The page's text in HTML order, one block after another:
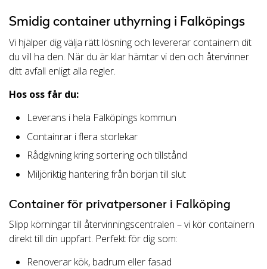
Smidig container uthyrning i Falköpings
Vi hjälper dig välja rätt lösning och levererar containern dit
du vill ha den. När du är klar hämtar vi den och återvinner
ditt avfall enligt alla regler.
Hos oss får du:
Leverans i hela Falköpings kommun
Containrar i flera storlekar
Rådgivning kring sortering och tillstånd
Miljöriktig hantering från början till slut
Container för privatpersoner i Falköping
Slipp körningar till återvinningscentralen – vi kör containern
direkt till din uppfart. Perfekt för dig som:
Renoverar kök, badrum eller fasad